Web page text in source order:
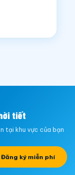
tiết
tại khu vực của bạn
Đăng ký miễn phí